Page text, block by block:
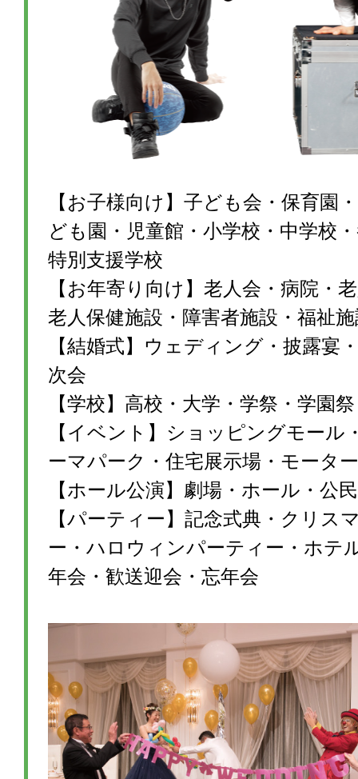
【お子様向け】子ども会・保育園
ども園・児童館・小学校・中学校
特別支援学校
【お年寄り向け】老人会・病院・
老人保健施設・障害者施設・福祉
【結婚式】ウェディング・披露宴
次会
【学校】高校・大学・学祭・学園
【イベント】ショッピングモール
ーマパーク・住宅展示場・モータ
【ホール公演】劇場・ホール・公
【パーティー】記念式典・クリス
ー・ハロウィンパーティー・ホテ
年会・歓送迎会・忘年会